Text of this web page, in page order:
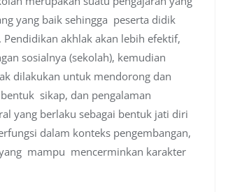
yang baik sehingga peserta didik
akhlak akan lebih efektif,
sosialnya (sekolah), kemudian
dilakukan untuk mendorong dan
sikap, dan pengalaman
yang berlaku sebagai bentuk jati diri
dalam konteks pengembangan,
mampu mencerminkan karakter